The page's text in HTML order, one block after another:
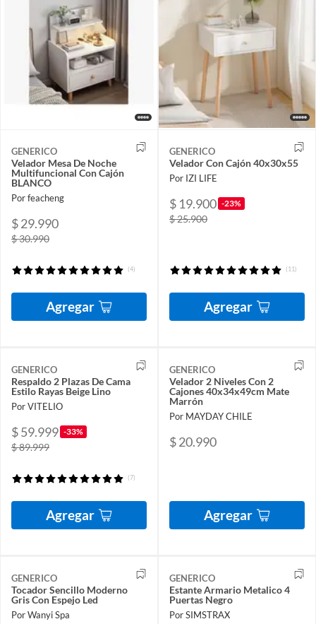
GENERICO
Velador Mesa De Noche
Multifuncional Con Cajón
BLANCO
Por feacheng
$ 29.990
$ 30.990
(4)
Agregar
GENERICO
Velador Con Cajón 40x30x55
Por IZI LIFE
$ 19.900 -23%
$ 25.900
(11)
Agregar
GENERICO
Respaldo 2 Plazas De Cama
Estilo Rayas Beige Lino
Por VITELIO
$ 59.999 -33%
$ 89.999
(7)
Agregar
GENERICO
Velador 2 Niveles Con 2
Cajones 40x34x49cm Mate
Marrón
Por MAYDAY CHILE
$ 20.990
Agregar
GENERICO
Tocador Sencillo Moderno
Gris Con Espejo Led
Por Wanyi Spa
GENERICO
Estante Armario Metalico 4
Puertas Negro
Por SIMSTRAX